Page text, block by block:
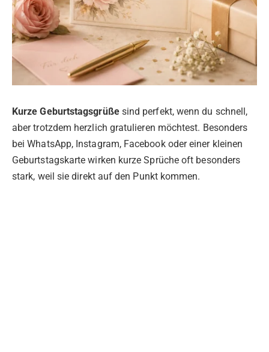
Kurze Geburtstagsgrüßesind perfekt, wenn du schnell,
aber trotzdem herzlich gratulieren möchtest. Besonders
bei WhatsApp, Instagram, Facebook oder einer kleinen
Geburtstagskarte wirken kurze Sprüche oft besonders
stark, weil sie direkt auf den Punkt kommen.